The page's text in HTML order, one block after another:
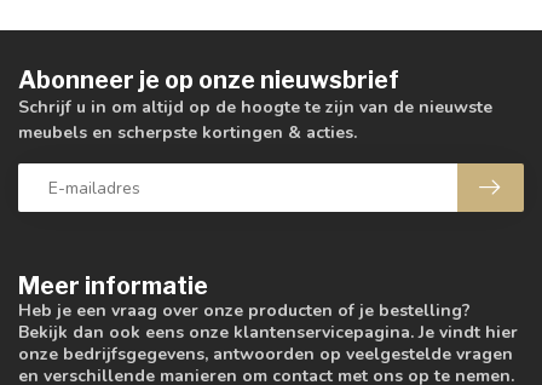
Meer informatie
Heb je een vraag over onze producten of je bestelling?
Bekijk dan ook eens onze klantenservicepagina. Je vindt hier
onze bedrijfsgegevens, antwoorden op veelgestelde vragen
en verschillende manieren om contact met ons op te nemen.
Abonneer je op onze nieuwsbrief
Schrijf u in om altijd op de hoogte te zijn van de nieuwste
meubels en scherpste kortingen & acties.